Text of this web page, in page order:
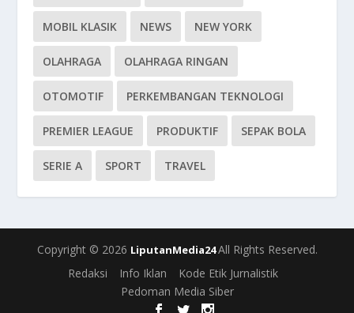
MOBIL KLASIK NEWS NEW YORK
OLAHRAGA OLAHRAGA RINGAN
OTOMOTIF PERKEMBANGAN TEKNOLOGI
PREMIER LEAGUE PRODUKTIF SEPAK BOLA
SERIE A SPORT TRAVEL
Copyright © 2026 LiputanMedia24All Rights Reserved.
Redaksi
Info Iklan
Kode Etik Jurnalistik
Pedoman Media Siber